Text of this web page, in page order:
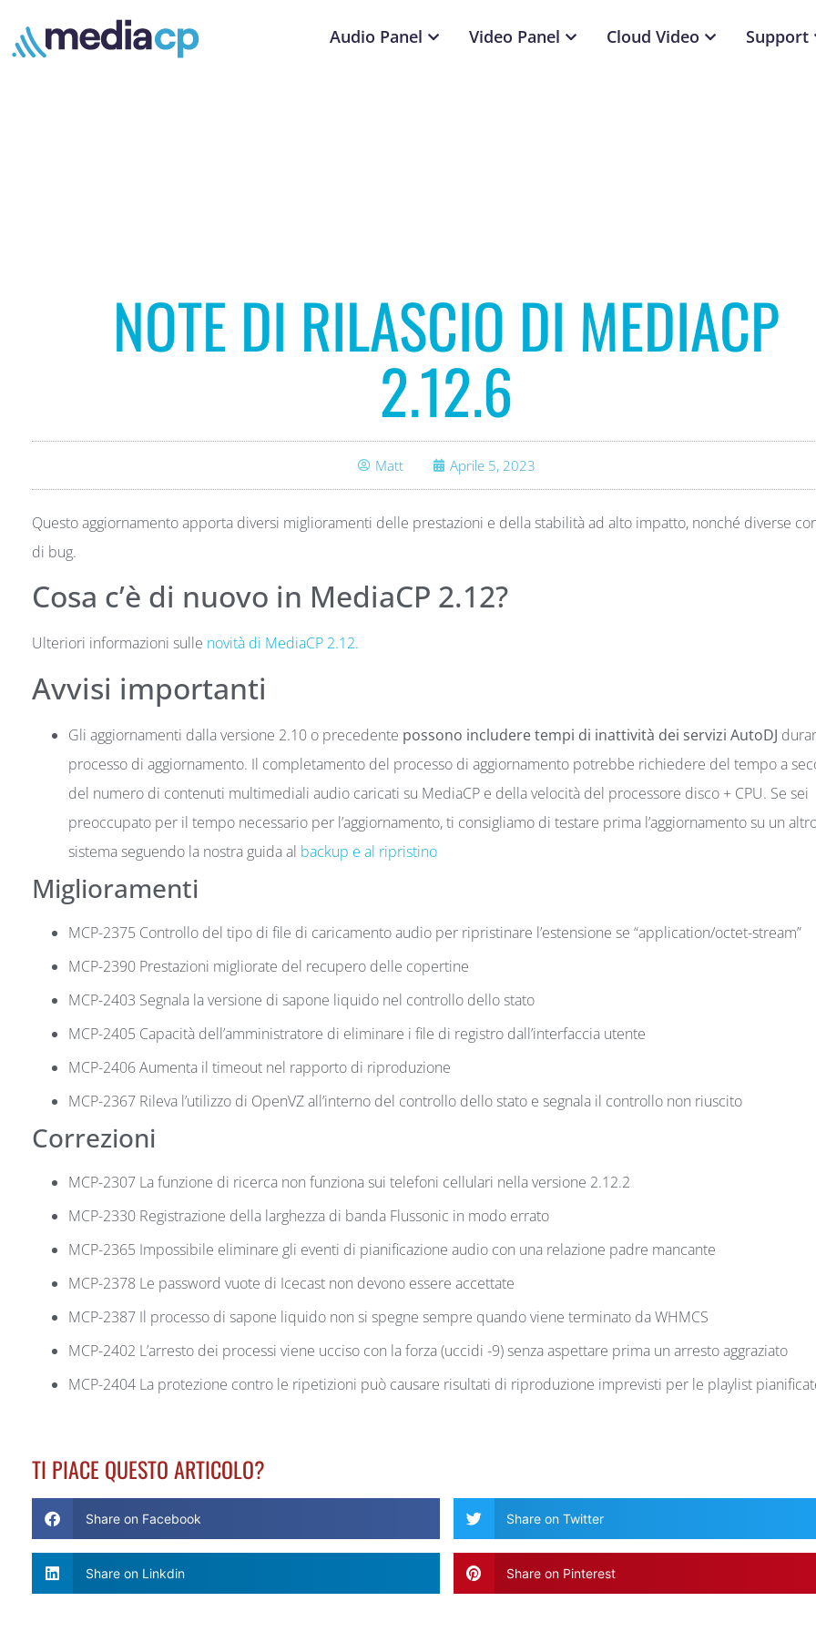
Audio Panel Video Panel Cloud Video Support
NOTE DI RILASCIO DI MEDIACP
2.12.6
Matt Aprile 5, 2023
Questo aggiornamento apporta diversi miglioramenti delle prestazioni e della stabilità ad alto impatto, nonché diverse
di bug.
Cosa c’è di nuovo in MediaCP 2.12?
Ulteriori informazioni sulle novità di MediaCP 2.12.
Avvisi importanti
Gli aggiornamenti dalla versione 2.10 o precedente possono includere tempi di inattività dei servizi AutoDJ
processo di aggiornamento. Il completamento del processo di aggiornamento potrebbe richiedere del tempo a
del numero di contenuti multimediali audio caricati su MediaCP e della velocità del processore disco + CPU. Se sei
preoccupato per il tempo necessario per l’aggiornamento, ti consigliamo di testare prima l’aggiornamento su un
sistema seguendo la nostra guida al backup e al ripristino
Miglioramenti
MCP-2375 Controllo del tipo di file di caricamento audio per ripristinare l’estensione se “application/octet-stream”
MCP-2390 Prestazioni migliorate del recupero delle copertine
MCP-2403 Segnala la versione di sapone liquido nel controllo dello stato
MCP-2405 Capacità dell’amministratore di eliminare i file di registro dall’interfaccia utente
MCP-2406 Aumenta il timeout nel rapporto di riproduzione
MCP-2367 Rileva l’utilizzo di OpenVZ all’interno del controllo dello stato e segnala il controllo non riuscito
Correzioni
MCP-2307 La funzione di ricerca non funziona sui telefoni cellulari nella versione 2.12.2
MCP-2330 Registrazione della larghezza di banda Flussonic in modo errato
MCP-2365 Impossibile eliminare gli eventi di pianificazione audio con una relazione padre mancante
MCP-2378 Le password vuote di Icecast non devono essere accettate
MCP-2387 Il processo di sapone liquido non si spegne sempre quando viene terminato da WHMCS
MCP-2402 L’arresto dei processi viene ucciso con la forza (uccidi -9) senza aspettare prima un arresto aggraziato
MCP-2404 La protezione contro le ripetizioni può causare risultati di riproduzione imprevisti per le playlist
TI PIACE QUESTO ARTICOLO?
Share on Facebook Share on Twitter
Share on Linkdin Share on Pinterest